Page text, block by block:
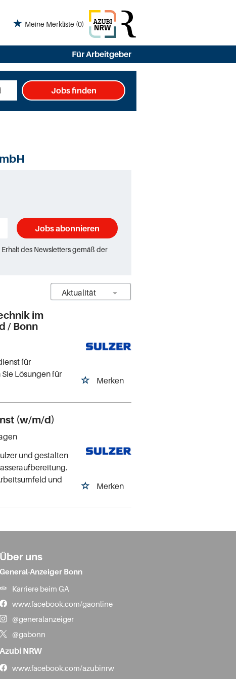
Meine Merkliste (0)
Für Arbeitgeber
Jobs finden
Jobs abonnieren
des Newsletters gemäß der
im
/ Bonn
Merken
für
Lösungen für
(w/m/d)
Merken
und gestalten
und
Über uns
General-Anzeiger Bonn
Karriere beim GA
www.facebook.com/gaonline
@generalanzeiger
@gabonn
Azubi NRW
www.facebook.com/azubinrw